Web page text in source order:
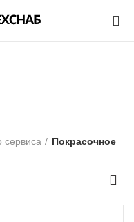
сервиса Покрасочное